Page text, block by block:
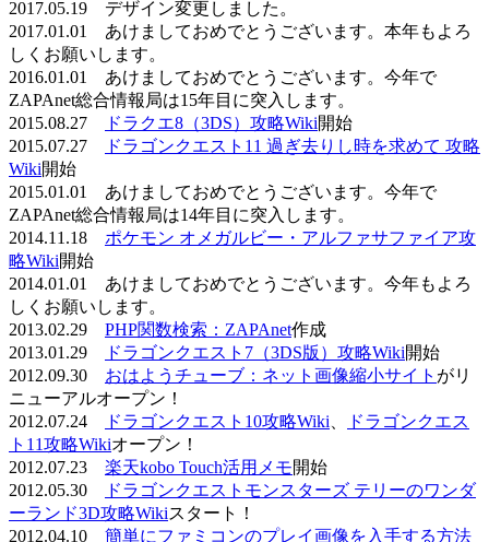
2017.05.19 デザイン変更しました。
2017.01.01 あけましておめでとうございます。本年もよろ
しくお願いします。
2016.01.01 あけましておめでとうございます。今年で
ZAPAnet総合情報局は15年目に突入します。
2015.08.27
ドラクエ8（3DS）攻略Wiki開始
2015.07.27
ドラゴンクエスト11 過ぎ去りし時を求めて 攻略
Wiki開始
2015.01.01 あけましておめでとうございます。今年で
ZAPAnet総合情報局は14年目に突入します。
2014.11.18 ポケモン オメガルビー・アルファサファイア攻
略Wiki開始
2014.01.01 あけましておめでとうございます。今年もよろ
しくお願いします。
2013.02.29 PHP関数検索：ZAPAnet作成
2013.01.29
ドラゴンクエスト7（3DS版）攻略Wiki開始
2012.09.30 おはようチューブ：ネット画像縮小サイト がリ
ニューアルオープン！
2012.07.24
ドラゴンクエスト10攻略Wiki
ドラゴンクエス
ト11攻略Wikiオープン！
2012.07.23 楽天kobo Touch活用メモ開始
2012.05.30
ドラゴンクエストモンスターズ テリーのワンダ
ーランド3D攻略Wikiスタート！
2012.04.10 簡単にファミコンのプレイ画像を入手する方法